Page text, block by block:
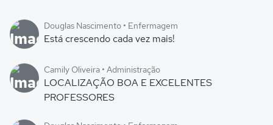
Douglas Nascimento • Enfermagem
Está crescendo cada vez mais!
Camily Oliveira • Administração
LOCALIZAÇÃO BOA E EXCELENTES
PROFESSORES